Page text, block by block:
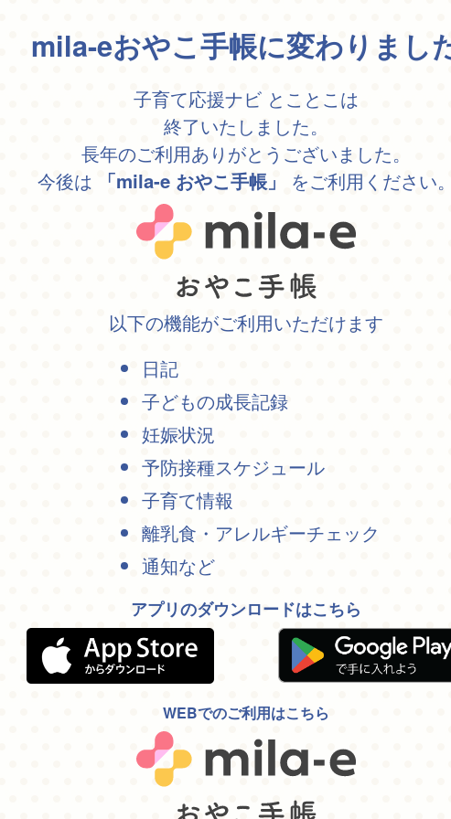
mila-eおやこ手帳に変わりまし
子育て応援ナビ とことこは
終了いたしました。
長年のご利用ありがとうございました。
今後は
「mila-e おやこ手帳」 をご利用ください
以下の機能がご利用いただけます
日記
子どもの成長記録
妊娠状況
予防接種スケジュール
子育て情報
離乳食・アレルギーチェック
通知など
アプリのダウンロードはこちら
WEBでのご利用はこちら